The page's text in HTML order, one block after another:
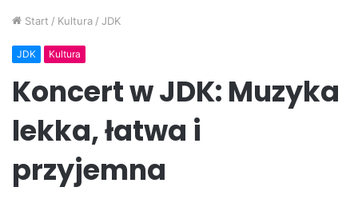
Start / Kultura / JDK
JDK Kultura
Koncert w JDK: Muzyka
lekka, łatwa i
przyjemna